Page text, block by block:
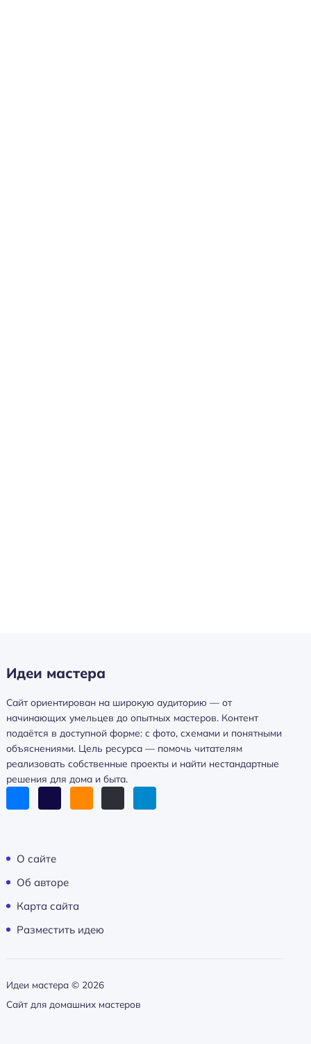
Идеи мастера
Сайт ориентирован на широкую аудиторию — от
начинающих умельцев до опытных мастеров. Контент
подаётся в доступной форме: с фото, схемами и понятными
объяснениями. Цель ресурса — помочь читателям
реализовать собственные проекты и найти нестандартные
решения для дома и быта.
О сайте
Об авторе
Карта сайта
Разместить идею
Идеи мастера © 2026
Сайт для домашних мастеров